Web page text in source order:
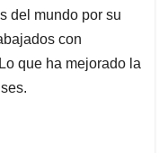
del mundo por su
con
que ha mejorado la